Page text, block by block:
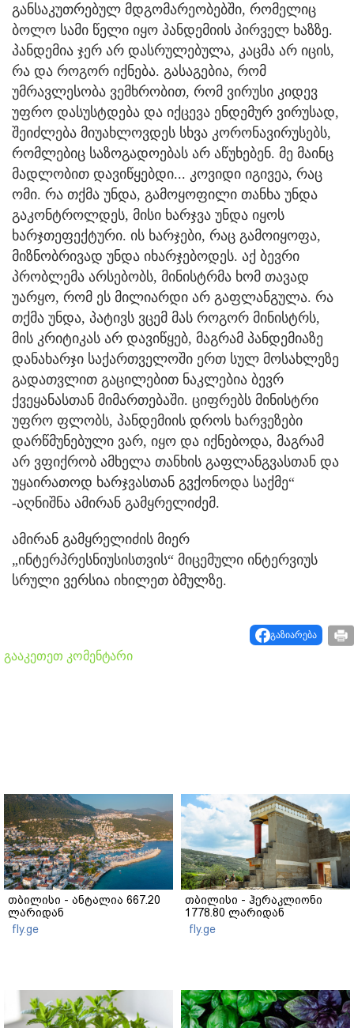
განსაკუთრებულ მდგომარეობებში, რომელიც
ბოლო სამი წელი იყო პანდემიის პირველ ხაზზე.
პანდემია ჯერ არ დასრულებულა, კაცმა არ იცის,
რა და როგორ იქნება. გასაგებია, რომ
უმრავლესობა ვემხრობით, რომ ვირუსი კიდევ
უფრო დასუსტდება და იქცევა ენდემურ ვირუსად,
შეიძლება მიუახლოვდეს სხვა კორონავირუსებს,
რომლებიც საზოგადოებას არ აწუხებენ. მე მაინც
მადლობით დავიწყებდი... კოვიდი იგივეა, რაც
ომი. რა თქმა უნდა, გამოყოფილი თანხა უნდა
გაკონტროლდეს, მისი ხარჯვა უნდა იყოს
ხარჯთეფექტური. ის ხარჯები, რაც გამოიყოფა,
მიზნობრივად უნდა იხარჯებოდეს. აქ ბევრი
პრობლემა არსებობს, მინისტრმა ხომ თავად
უარყო, რომ ეს მილიარდი არ გაფლანგულა. რა
თქმა უნდა, პატივს ვცემ მას როგორ მინისტრს,
მის კრიტიკას არ დავიწყებ, მაგრამ პანდემიაზე
დანახარჯი საქართველოში ერთ სულ მოსახლეზე
გადათვლით გაცილებით ნაკლებია ბევრ
ქვეყანასთან მიმართებაში. ციფრებს მინისტრი
უფრო ფლობს, პანდემიის დროს ხარვეზები
დარწმუნებული ვარ, იყო და იქნებოდა, მაგრამ
არ ვფიქრობ ამხელა თანხის გაფლანგვასთან და
უყაირათოდ ხარჯვასთან გვქონოდა საქმე“
-აღნიშნა ამირან გამყრელიძემ.
ამირან გამყრელიძის მიერ
„ინტერპრესნიუსისთვის“ მიცემული ინტერვიუს
სრული ვერსია იხილეთ ბმულზე.
გაზიარება
გააკეთეთ კომენტარი
თბილისი - ანტალია 667.20
ლარიდან
fly.ge
თბილისი - ჰერაკლიონი
1778.80 ლარიდან
fly.ge